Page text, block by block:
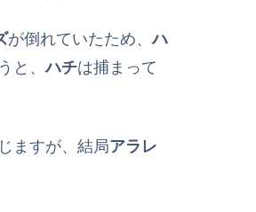
が倒れていたため、ハ
と、ハチは捕まって
ますが、結局アラレ